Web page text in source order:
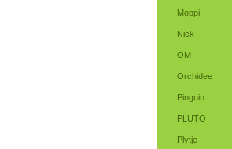
Moppi
Nick
OM
Orchidee
Pinguin
PLUTO
Plytje